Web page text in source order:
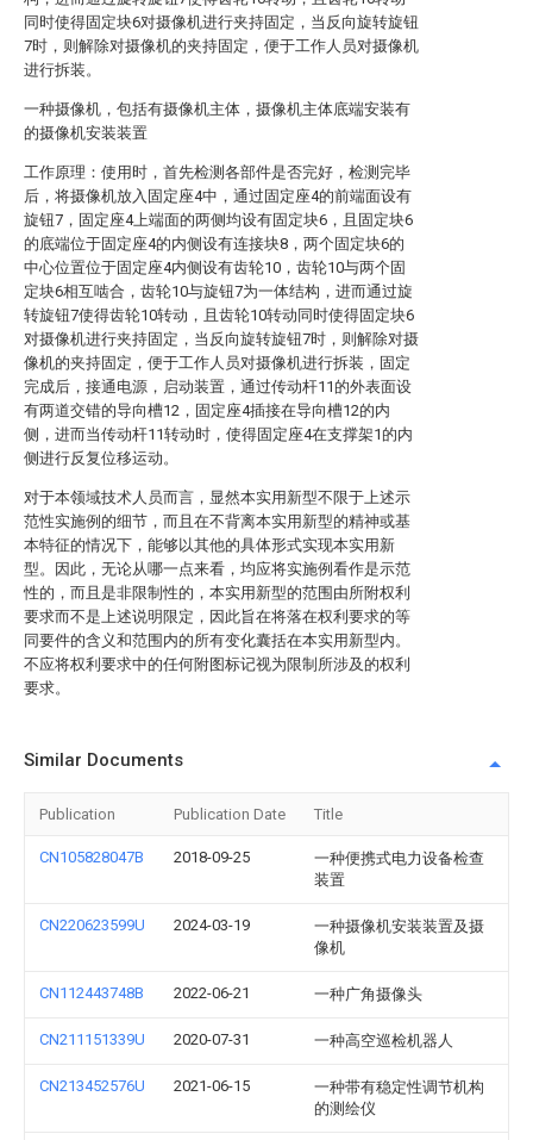
同时使得固定块6对摄像机进行夹持固定，当反向旋转旋钮
7时，则解除对摄像机的夹持固定，便于工作人员对摄像机
进行拆装。
一种摄像机，包括有摄像机主体，摄像机主体底端安装有
的摄像机安装装置
工作原理：使用时，首先检测各部件是否完好，检测完毕
后，将摄像机放入固定座4中，通过固定座4的前端面设有
旋钮7，固定座4上端面的两侧均设有固定块6，且固定块6
的底端位于固定座4的内侧设有连接块8，两个固定块6的
中心位置位于固定座4内侧设有齿轮10，齿轮10与两个固
定块6相互啮合，齿轮10与旋钮7为一体结构，进而通过旋
转旋钮7使得齿轮10转动，且齿轮10转动同时使得固定块6
对摄像机进行夹持固定，当反向旋转旋钮7时，则解除对摄
像机的夹持固定，便于工作人员对摄像机进行拆装，固定
完成后，接通电源，启动装置，通过传动杆11的外表面设
有两道交错的导向槽12，固定座4插接在导向槽12的内
侧，进而当传动杆11转动时，使得固定座4在支撑架1的内
侧进行反复位移运动。
对于本领域技术人员而言，显然本实用新型不限于上述示
范性实施例的细节，而且在不背离本实用新型的精神或基
本特征的情况下，能够以其他的具体形式实现本实用新
型。因此，无论从哪一点来看，均应将实施例看作是示范
性的，而且是非限制性的，本实用新型的范围由所附权利
要求而不是上述说明限定，因此旨在将落在权利要求的等
同要件的含义和范围内的所有变化囊括在本实用新型内。
不应将权利要求中的任何附图标记视为限制所涉及的权利
要求。
Similar Documents
Publication Publication Date Title
CN105828047B 2018-09-25
一种便携式电力设备检查
装置
CN220623599U 2024-03-19
一种摄像机安装装置及摄
像机
CN112443748B 2022-06-21 一种广角摄像头
CN211151339U 2020-07-31 一种高空巡检机器人
CN213452576U 2021-06-15
一种带有稳定性调节机构
的测绘仪